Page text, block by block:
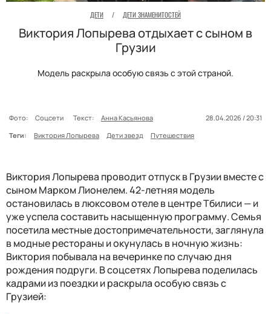
ДЕТИ / ДЕТИ ЗНАМЕНИТОСТЕЙ
Виктория Лопырева отдыхает с сыном в
Грузии
Модель раскрыла особую связь с этой страной.
Фото: Соцсети Текст: Анна Касьянова
28.04.2026 / 20:31
Теги:
Виктория Лопырева Дети звезд Путешествия
Виктория Лопырева проводит отпуск в Грузии вместе с
сыном Марком Лионелем. 42-летняя модель
остановилась в люксовом отеле в центре Тбилиси — и
уже успела составить насыщенную программу. Семья
посетила местные достопримечательности, заглянула
в модные рестораны и окунулась в ночную жизнь:
Виктория побывала на вечеринке по случаю дня
рождения подруги. В соцсетях Лопырева поделилась
кадрами из поездки и раскрыла особую связь с
Грузией: